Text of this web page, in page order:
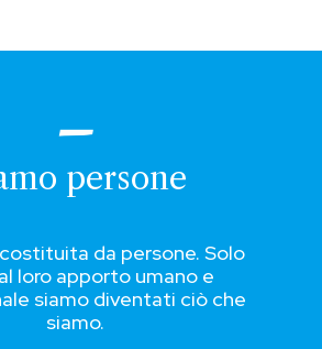
persone
da persone. Solo
loro apporto umano e
siamo diventati ciò che
siamo.